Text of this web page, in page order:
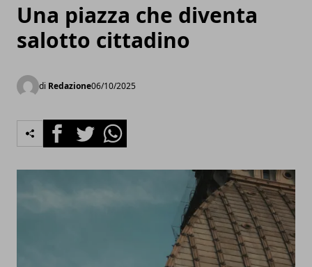
Una piazza che diventa
salotto cittadino
di Redazione06/10/2025
FacebookTwitterWhatsapp